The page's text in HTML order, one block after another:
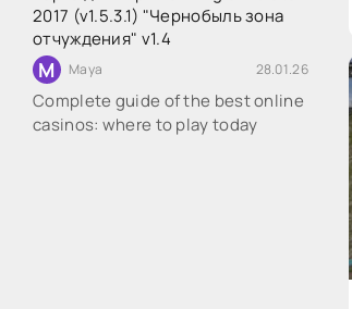
2017 (v1.5.3.1) "Чернобыль зона
отчуждения" v1.4
M Maya 28.01.26
Complete guide of the best online
casinos: where to play today
20